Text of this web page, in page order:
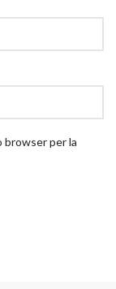
browser per la